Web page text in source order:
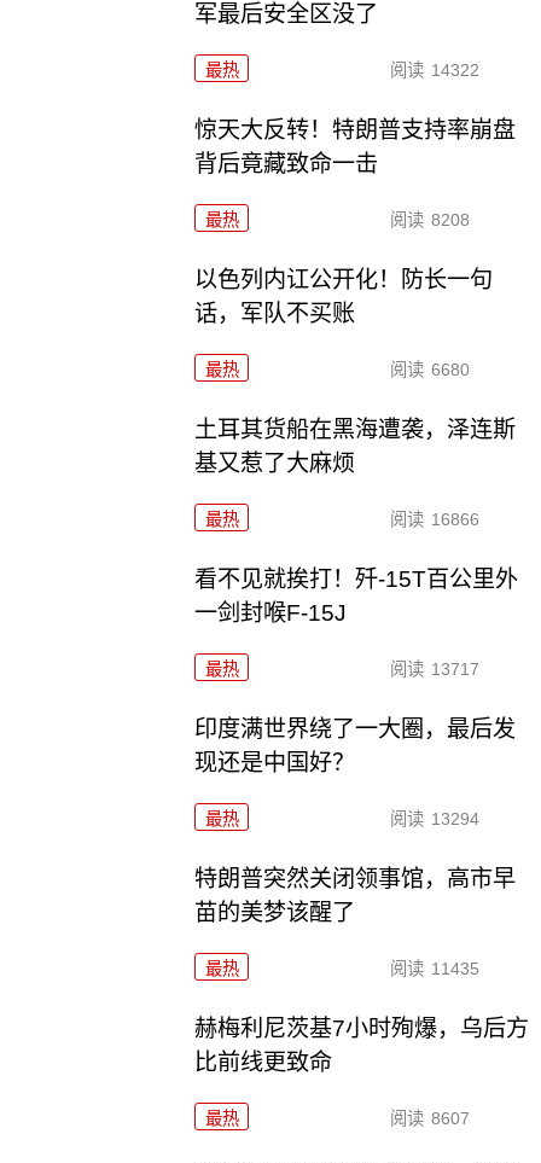
军最后安全区没了
最热 阅读 14322
惊天大反转！特朗普支持率崩盘
背后竟藏致命一击
最热 阅读 8208
以色列内讧公开化！防长一句
话，军队不买账
最热 阅读 6680
土耳其货船在黑海遭袭，泽连斯
基又惹了大麻烦
最热 阅读 16866
看不见就挨打！歼-15T百公里外
一剑封喉F-15J
最热 阅读 13717
印度满世界绕了一大圈，最后发
现还是中国好？
最热 阅读 13294
特朗普突然关闭领事馆，高市早
苗的美梦该醒了
最热 阅读 11435
赫梅利尼茨基7小时殉爆，乌后方
比前线更致命
最热 阅读 8607